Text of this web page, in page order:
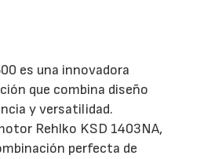
es una innovadora
que combina diseño
y versatilidad.
Rehlko KSD 1403NA,
perfecta de